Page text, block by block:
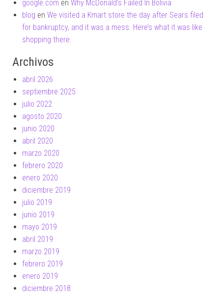
google.com en Why McDonald’s Failed In Bolivia
blog en We visited a Kmart store the day after Sears filed
for bankruptcy, and it was a mess. Here’s what it was like
shopping there.
Archivos
abril 2026
septiembre 2025
julio 2022
agosto 2020
junio 2020
abril 2020
marzo 2020
febrero 2020
enero 2020
diciembre 2019
julio 2019
junio 2019
mayo 2019
abril 2019
marzo 2019
febrero 2019
enero 2019
diciembre 2018